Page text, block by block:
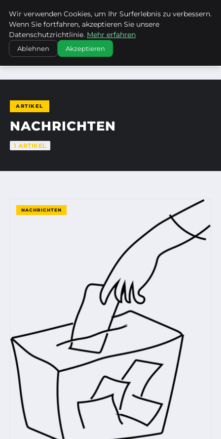
LIEBRECHTS PORTFOLIO
STARTSEITE NACHRICHTEN
ARTIKEL
NACHRICHTEN
1 ARTIKEL
NACHRICHTEN
Wir verwenden Cookies, um Ihr Surferlebnis zu verbessern.
Wenn Sie fortfahren, akzeptieren Sie unsere
Datenschutzrichtlinie. Mehr erfahren
Ablehnen Akzeptieren